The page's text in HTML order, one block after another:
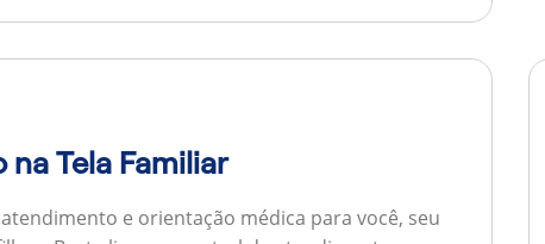
na Tela Familiar
e orientação médica para você, seu